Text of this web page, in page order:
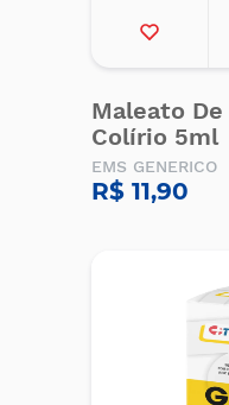
Maleato
Colírio 5ml
EMS GENERICO
R$ 11,90